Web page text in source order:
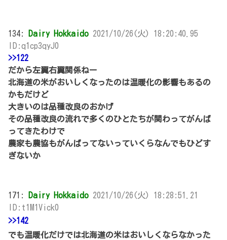
134: Dairy Hokkaido 2021/10/26(火) 18:20:40.95
ID:q1cp3qyJ0
>>122
だから左翼右翼関係ねー
北海道の米がおいしくなったのは温暖化の影響もあるの
かもだけど
大きいのは品種改良のおかげ
その品種改良の流れで多くのひとたちが関わってがんば
ってきたわけで
農家も農協もがんばってないっていくらなんでもひどす
ぎないか
171: Dairy Hokkaido 2021/10/26(火) 18:28:51.21
ID:t1M1Vick0
>>142
でも温暖化だけでは北海道の米はおいしくならなかった